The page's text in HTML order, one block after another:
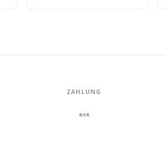
ZAHLUNG
BAR